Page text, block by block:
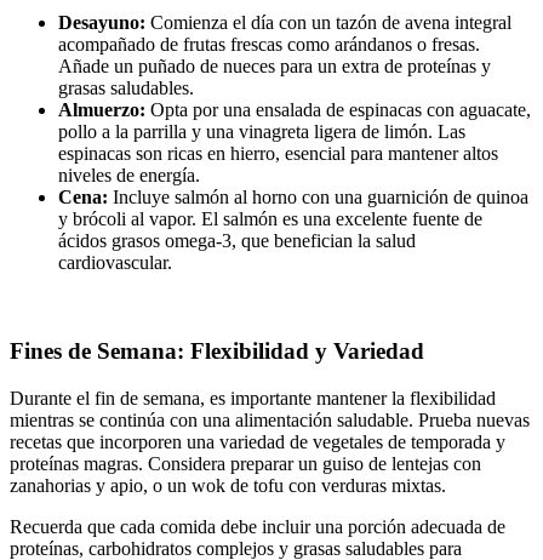
Desayuno: Comienza el día con un tazón de avena integral
acompañado de frutas frescas como arándanos o fresas.
Añade un puñado de nueces para un extra de proteínas y
grasas saludables.
Almuerzo: Opta por una ensalada de espinacas con aguacate,
pollo a la parrilla y una vinagreta ligera de limón. Las
espinacas son ricas en hierro, esencial para mantener altos
niveles de energía.
Cena: Incluye salmón al horno con una guarnición de quinoa
y brócoli al vapor. El salmón es una excelente fuente de
ácidos grasos omega-3, que benefician la salud
cardiovascular.
Fines de Semana: Flexibilidad y Variedad
Durante el fin de semana, es importante mantener la flexibilidad
mientras se continúa con una alimentación saludable. Prueba nuevas
recetas que incorporen una variedad de vegetales de temporada y
proteínas magras. Considera preparar un guiso de lentejas con
zanahorias y apio, o un wok de tofu con verduras mixtas.
Recuerda que cada comida debe incluir una porción adecuada de
proteínas, carbohidratos complejos y grasas saludables para